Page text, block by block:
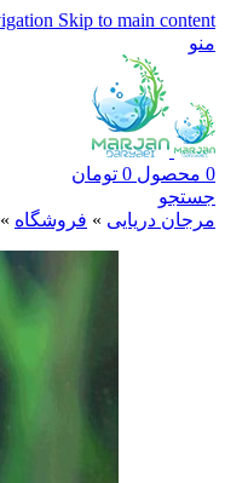
Skip to main content
منو
0 محصول 0 تومان
جستجو
مرجان دریایی » فروشگاه »